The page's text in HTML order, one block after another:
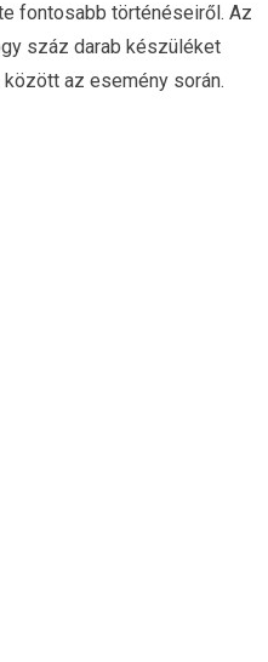
fontosabb történéseiről. Az
száz darab készüléket
az esemény során.